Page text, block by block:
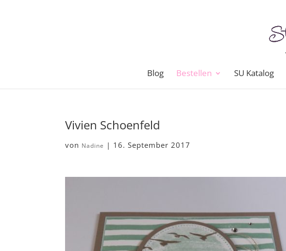
Blog Bestellen SU Katalog
Vivien Schoenfeld
von Nadine | 16. September 2017